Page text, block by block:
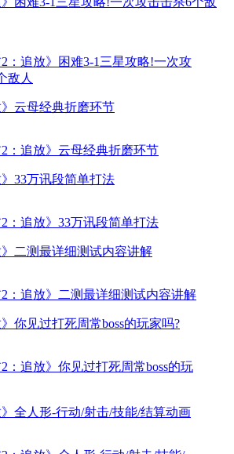
》云母经典折磨环节
》33万讯段简单打法
》二测最详细测试内容讲解
》你见过打死周常boss的玩家吗?
》全人形-行动/射击/技能/结算动画